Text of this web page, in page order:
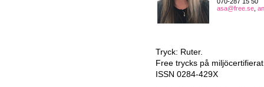
asa@free.se
Tryck: Ruter.
Free trycks på
ISSN 0284-429X